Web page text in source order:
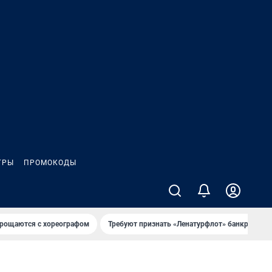
ПРОМОКОДЫ
с хореографом Требуют признать «Ленатурфлот» банкротом